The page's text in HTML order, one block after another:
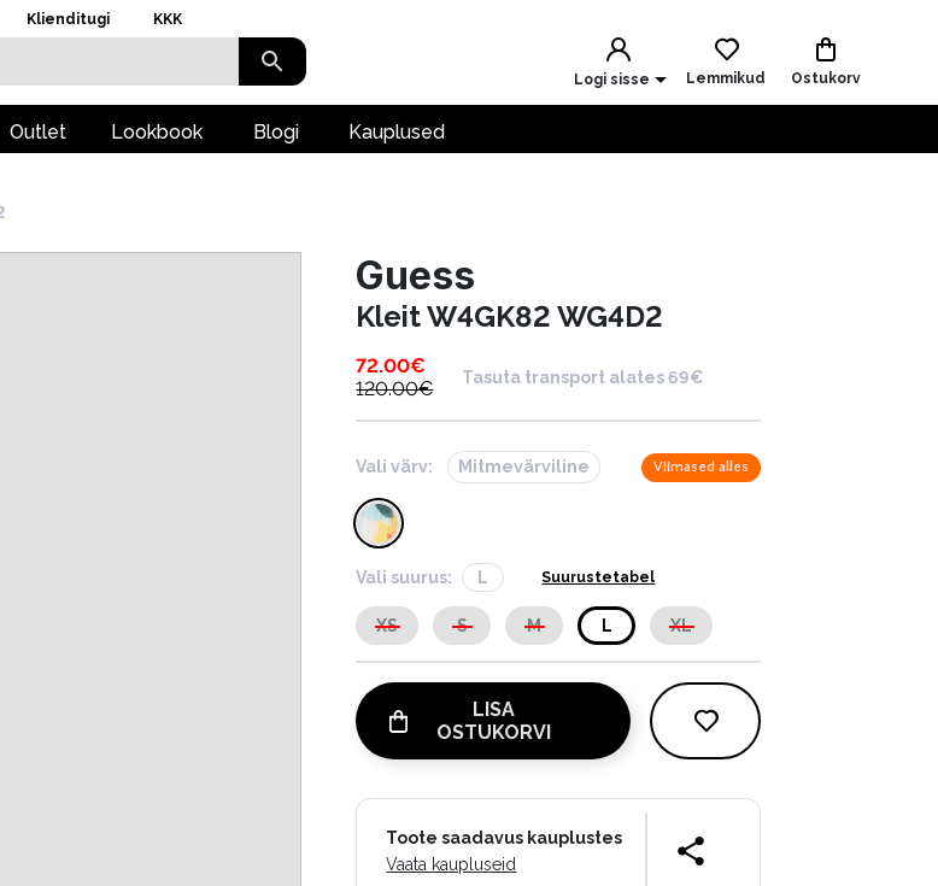
Klienditugi KKK
Logi sisse Lemmikud Ostukorv
Outlet Lookbook Blogi Kauplused
Guess
Kleit W4GK82 WG4D2
72.00€
120.00€
Tasuta transport alates 69€
Vali värv: Mitmevärviline Viimased alles
Vali suurus: L Suurustetabel
XS S M L XL
LISA
OSTUKORVI
Toote saadavus kauplustes
Vaata kaupluseid